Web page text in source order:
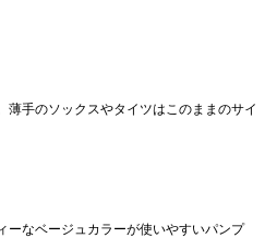
薄手のソックスやタイツはこのままのサイ
ーなベージュカラーが使いやすいパンプ